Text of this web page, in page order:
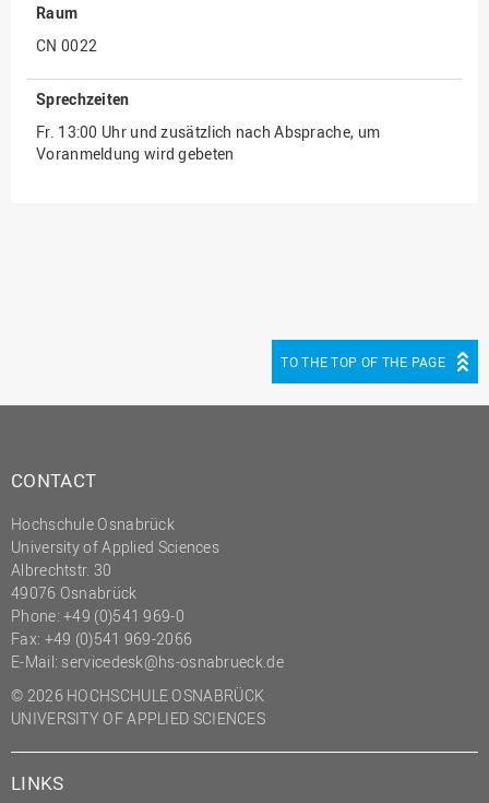
LearningCenter
Personal
Personalentwicklung
Recht
Studierendensekretariat
Studium und Lehre
Transfer- und
Innovationsmanagement
Raum
CN 0022
Sprechzeiten
Fr. 13:00 Uhr und zusätzlich nach Absprache, um
Voranmeldung wird gebeten
TO THE TOP OF THE PAGE
CONTACT
Hochschule Osnabrück
University of Applied Sciences
Albrechtstr. 30
49076 Osnabrück
Phone: +49 (0)541 969-0
Fax: +49 (0)541 969-2066
E-Mail: servicedesk@hs-osnabrueck.de
© 2026 HOCHSCHULE OSNABRÜCK
UNIVERSITY OF APPLIED SCIENCES
LINKS